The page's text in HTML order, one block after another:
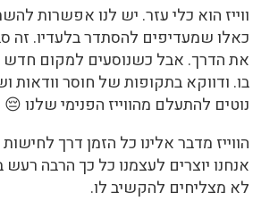
ווייז הוא כלי עזר. יש לנו אפשרות
כאלו שמעדיפים להסתדר בלעדיו. זה
את הדרך. אבל כשנוסעים למקום חדש
בו. ודווקא בתקופות של חוסר וודאות
נוטים להתעלם מהווייז הפנימי שלנו 😔
הווייז מדבר אלינו כל הזמן דרך
אנחנו יוצרים לעצמנו כל כך הרבה
לא מצליחים להקשיב לו.